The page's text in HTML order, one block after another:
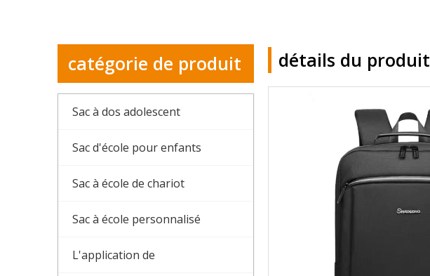
catégorie de produit
Sac à dos adolescent
Sac d'école pour enfants
Sac à école de chariot
Sac à école personnalisé
L'application de
détails du produit